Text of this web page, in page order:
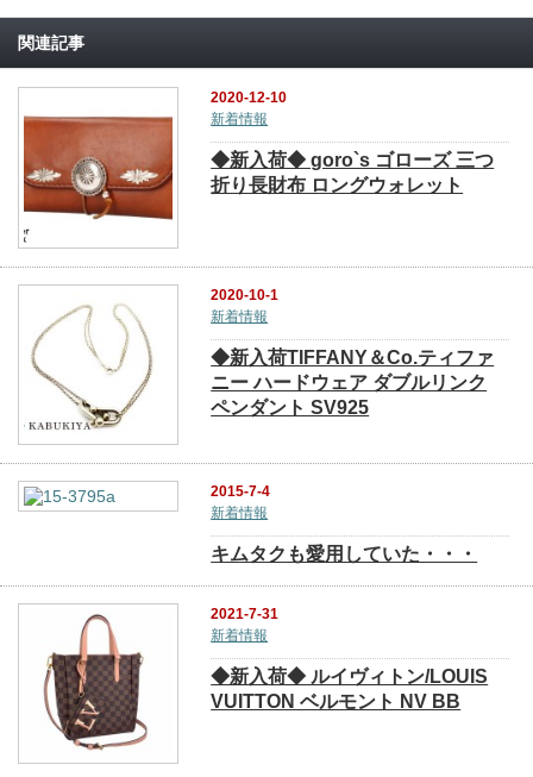
関連記事
2020-12-10
新着情報
◆新入荷◆ goro`s ゴローズ 三つ
折り長財布 ロングウォレット
2020-10-1
新着情報
◆新入荷TIFFANY＆Co.ティファ
ニー ハードウェア ダブルリンク
ペンダント SV925
2015-7-4
新着情報
キムタクも愛用していた・・・
2021-7-31
新着情報
◆新入荷◆ ルイヴィトン/LOUIS
VUITTON ベルモント NV BB